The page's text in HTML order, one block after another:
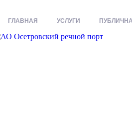
ГЛАВНАЯ УСЛУГИ